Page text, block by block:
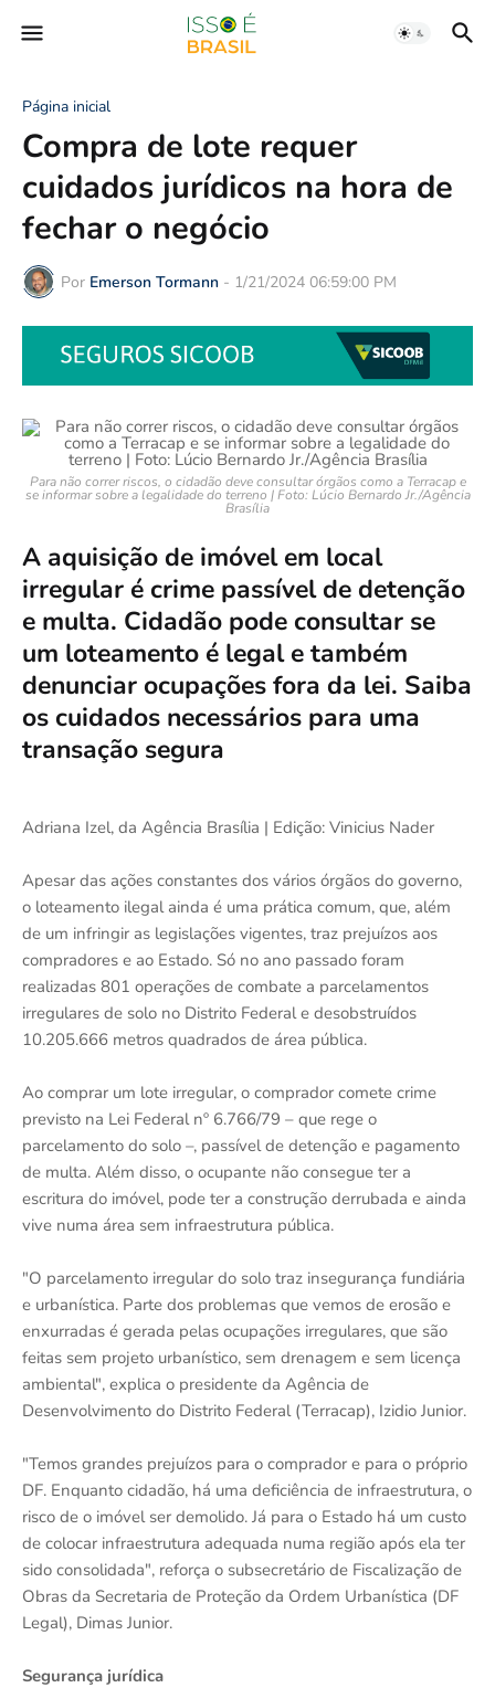
Página inicial
Compra de lote requer
cuidados jurídicos na hora de
fechar o negócio
Por Emerson Tormann - 1/21/2024 06:59:00 PM
Para não correr riscos, o cidadão deve consultar órgãos como a Terracap e
se informar sobre a legalidade do terreno | Foto: Lúcio Bernardo Jr./Agência
Brasília
A aquisição de imóvel em local
irregular é crime passível de detenção
e multa. Cidadão pode consultar se
um loteamento é legal e também
denunciar ocupações fora da lei. Saiba
os cuidados necessários para uma
transação segura
Adriana Izel, da Agência Brasília | Edição: Vinicius Nader
Apesar das ações constantes dos vários órgãos do governo,
o loteamento ilegal ainda é uma prática comum, que, além
de um infringir as legislações vigentes, traz prejuízos aos
compradores e ao Estado. Só no ano passado foram
realizadas 801 operações de combate a parcelamentos
irregulares de solo no Distrito Federal e desobstruídos
10.205.666 metros quadrados de área pública.
Ao comprar um lote irregular, o comprador comete crime
previsto na Lei Federal nº 6.766/79 – que rege o
parcelamento do solo –, passível de detenção e pagamento
de multa. Além disso, o ocupante não consegue ter a
escritura do imóvel, pode ter a construção derrubada e ainda
vive numa área sem infraestrutura pública.
"O parcelamento irregular do solo traz insegurança fundiária
e urbanística. Parte dos problemas que vemos de erosão e
enxurradas é gerada pelas ocupações irregulares, que são
feitas sem projeto urbanístico, sem drenagem e sem licença
ambiental", explica o presidente da Agência de
Desenvolvimento do Distrito Federal (Terracap), Izidio Junior.
"Temos grandes prejuízos para o comprador e para o próprio
DF. Enquanto cidadão, há uma deficiência de infraestrutura, o
risco de o imóvel ser demolido. Já para o Estado há um custo
de colocar infraestrutura adequada numa região após ela ter
sido consolidada", reforça o subsecretário de Fiscalização de
Obras da Secretaria de Proteção da Ordem Urbanística (DF
Legal), Dimas Junior.
Segurança jurídica